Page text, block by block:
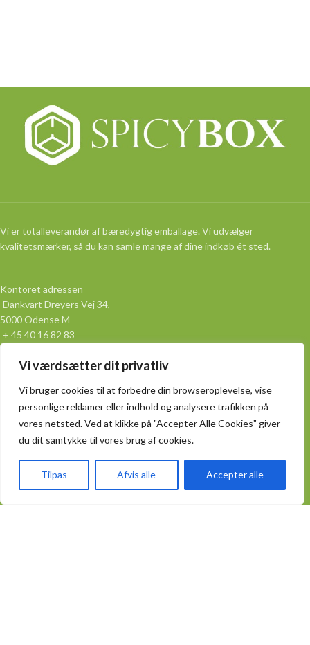
Vi værdsætter dit privatliv
Vi bruger cookies til at forbedre din browseroplevelse, vise
personlige reklamer eller indhold og analysere trafikken på
vores netsted. Ved at klikke på "Accepter Alle Cookies" giver
du dit samtykke til vores brug af cookies.
Tilpas Afvis alle Accepter alle
Vi er totalleverandør af bæredygtig emballage. Vi udvælger
kvalitetsmærker, så du kan samle mange af dine indkøb ét sted.
Kontoret adressen
Dankvart Dreyers Vej 34,
5000 Odense M
+ 45 40 16 82 83
info@spicybox.dk
Lager adressen
Slettensvej 55 hal.12 ,